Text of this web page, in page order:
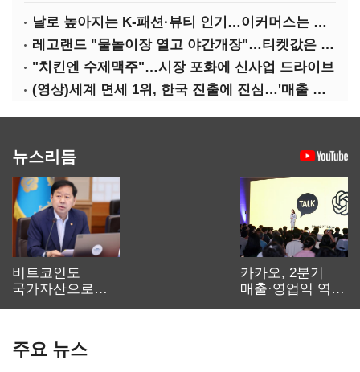
날로 높아지는 K-패션·뷰티 인기…이커머스는 역직구 키운다
레고랜드 "물놀이장 열고 야간개장"…티켓값은 동결
"치킨엔 수제맥주"…시장 포화에 신사업 드라이브
(영상)세계 면세 1위, 한국 진출에 진심…'매출 증빙' 물어봤다
뉴스리듬
비트코인도
국가자산으로…'
카카오, 2분기
매출·영업익 역대
주요 뉴스